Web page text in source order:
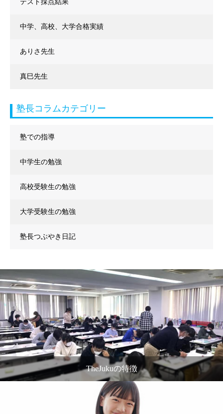
テスト採点結果
中学、高校、大学合格実績
ありさ先生
真巳先生
塾長コラムカテゴリー
塾での指導
中学生の勉強
高校受験生の勉強
大学受験生の勉強
塾長つぶやき日記
TheJukuの特徴